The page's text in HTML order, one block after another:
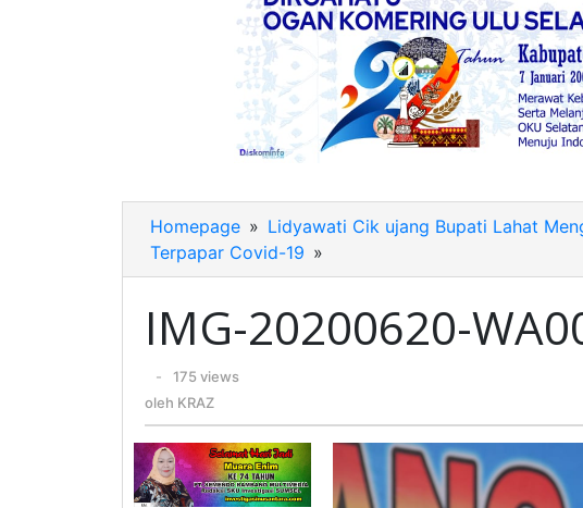
Homepage » Lidyawati Cik ujang Bupati Lahat
Terpapar Covid-19 »
20200620-
IMG-20200620-
oleh
KRAZ
-
175 views
oleh KRAZ